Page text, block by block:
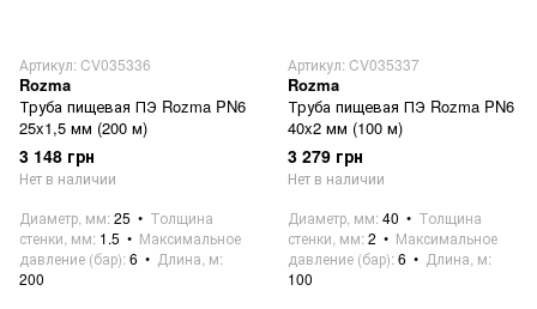
Артикул: CV035336
Rozma
Труба пищевая ПЭ Rozma PN6
25x1,5 мм (200 м)
3 148 грн
Нет в наличии
Диаметр, мм 25
Толщина
стенки, мм 1.5
Максимальное
давление (бар) 6
Длина, м
200
Артикул: CV035337
Rozma
Труба пищевая ПЭ Rozma PN6
40x2 мм (100 м)
3 279 грн
Нет в наличии
Диаметр, мм 40
Толщина
стенки, мм 2
Максимальное
давление (бар) 6
Длина, м
100